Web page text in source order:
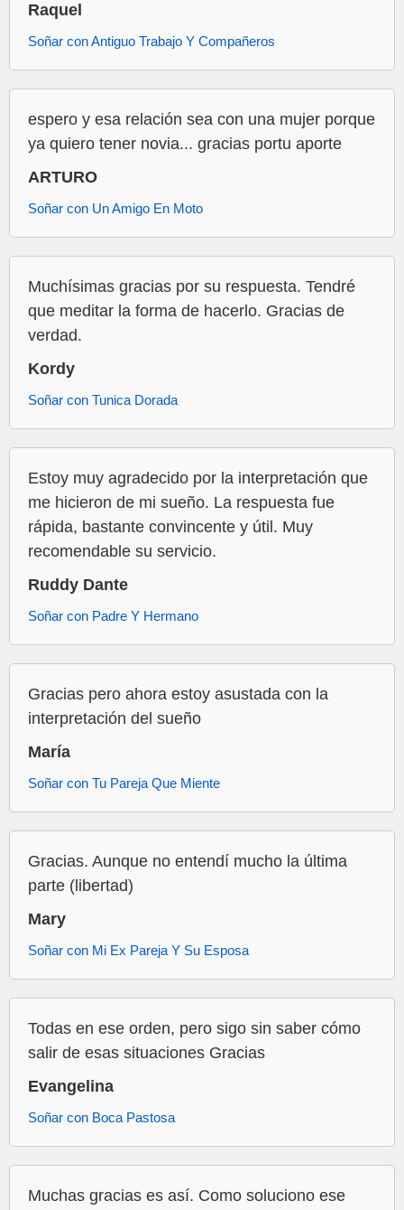
Raquel
Soñar con Antiguo Trabajo Y Compañeros
espero y esa relación sea con una mujer porque
ya quiero tener novia... gracias portu aporte
ARTURO
Soñar con Un Amigo En Moto
Muchísimas gracias por su respuesta. Tendré
que meditar la forma de hacerlo. Gracias de
verdad.
Kordy
Soñar con Tunica Dorada
Estoy muy agradecido por la interpretación que
me hicieron de mi sueño. La respuesta fue
rápida, bastante convincente y útil. Muy
recomendable su servicio.
Ruddy Dante
Soñar con Padre Y Hermano
Gracias pero ahora estoy asustada con la
interpretación del sueño
María
Soñar con Tu Pareja Que Miente
Gracias. Aunque no entendí mucho la última
parte (libertad)
Mary
Soñar con Mi Ex Pareja Y Su Esposa
Todas en ese orden, pero sigo sin saber cómo
salir de esas situaciones Gracias
Evangelina
Soñar con Boca Pastosa
Muchas gracias es así. Como soluciono ese